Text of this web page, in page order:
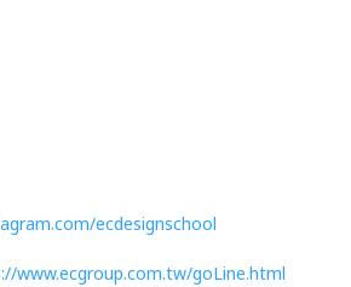
ecdesignschool
www.ecgroup.com.tw/goLine.html